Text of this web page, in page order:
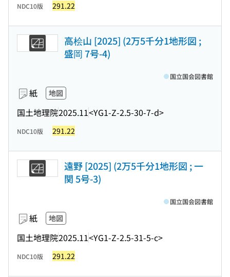
NDC10版 291.22
高桧山 [2025] (2万5千分1地形図 ;
盛岡 7号-4)
紙 地図
国土地理院2025.11<YG1-Z-2.5-30-7-d>
国立国会図書館
NDC10版 291.22
遠野 [2025] (2万5千分1地形図 ; 一
関 5号-3)
紙 地図
国土地理院2025.11<YG1-Z-2.5-31-5-c>
国立国会図書館
NDC10版 291.22